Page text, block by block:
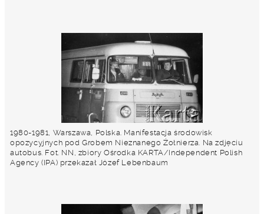
1980-1981, Warszawa, Polska. Manifestacja środowisk
opozycyjnych pod Grobem Nieznanego Żołnierza. Na zdjęciu
autobus. Fot. NN, zbiory Ośrodka KARTA/Independent Polish
Agency (IPA) przekazał Józef Lebenbaum